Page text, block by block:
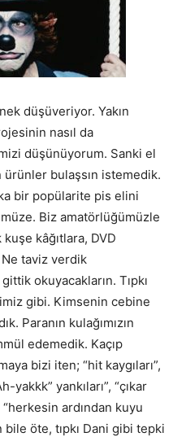
düşüveriyor. Yakın
nasıl da
düşünüyorum. Sanki el
bulaşsın istemedik.
bir popülarite pis elini
Biz amatörlüğümüzle
kâğıtlara, DVD
taviz verdik
okuyacakların. Tıpkı
gibi. Kimsenin cebine
Paranın kulağımızın
edemedik. Kaçıp
bizi iten; “hit kaygıları”,
yakkk” yankıları”, “çıkar
ardından kuyu
bile öte, tıpkı Dani gibi tepki